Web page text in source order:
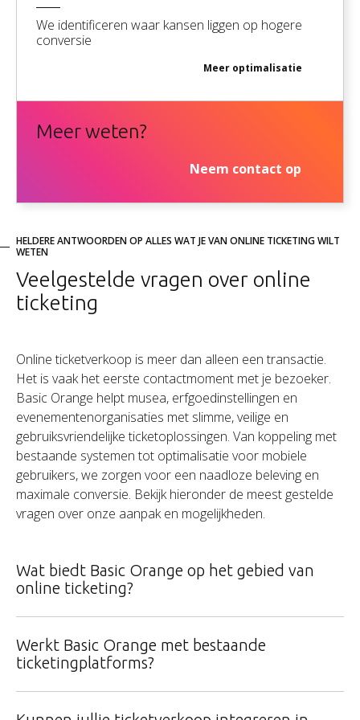
We identificeren waar kansen liggen op hogere
conversie
Meer optimalisatie
Meer weten?
Neem contact op
HELDERE ANTWOORDEN OP ALLES WAT JE VAN ONLINE TICKETING WILT
WETEN
Veelgestelde vragen over online
ticketing
Online ticketverkoop is meer dan alleen een transactie.
Het is vaak het eerste contactmoment met je bezoeker.
Basic Orange helpt musea, erfgoedinstellingen en
evenementenorganisaties met slimme, veilige en
gebruiksvriendelijke ticketoplossingen. Van koppeling met
bestaande systemen tot optimalisatie voor mobiele
gebruikers, we zorgen voor een naadloze beleving en
maximale conversie. Bekijk hieronder de meest gestelde
vragen over onze aanpak en mogelijkheden.
Wat biedt Basic Orange op het gebied van
online ticketing?
een focus op gebruiksvriendelijkheid, conversie en
koppelingen met backoffice- of CRM-systemen.
Werkt Basic Orange met bestaande
ticketingplatforms?